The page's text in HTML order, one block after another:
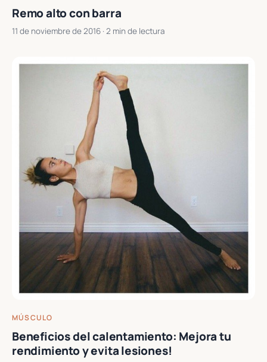
Remo alto con barra
11 de noviembre de 2016 · 2 min de lectura
MÚSCULO
Beneficios del calentamiento: Mejora tu
rendimiento y evita lesiones!